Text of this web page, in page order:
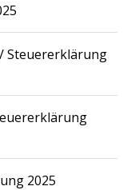
Steuererklärung
2025